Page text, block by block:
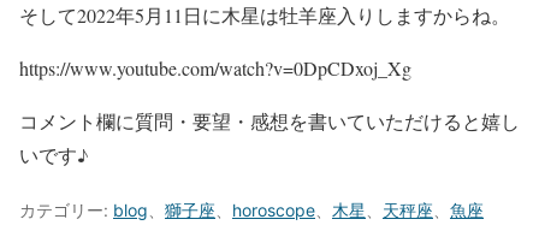
そして2022年5月11日に木星は牡羊座入りしますからね。
https://www.youtube.com/watch?v=0DpCDxoj_Xg
コメント欄に質問・要望・感想を書いていただけると嬉し
いです♪
カテゴリー: blog 獅子座 horoscope 木星 天秤座 魚座